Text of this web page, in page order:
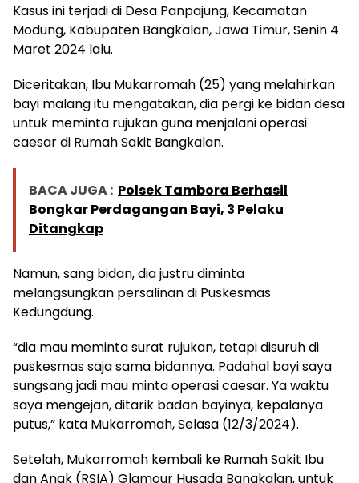
Kasus ini terjadi di Desa Panpajung, Kecamatan
Modung, Kabupaten Bangkalan, Jawa Timur, Senin 4
Maret 2024 lalu.
Diceritakan, Ibu Mukarromah (25) yang melahirkan
bayi malang itu mengatakan, dia pergi ke bidan desa
untuk meminta rujukan guna menjalani operasi
caesar di Rumah Sakit Bangkalan.
BACA JUGA : Polsek Tambora Berhasil
Bongkar Perdagangan Bayi, 3 Pelaku
Ditangkap
Namun, sang bidan, dia justru diminta
melangsungkan persalinan di Puskesmas
Kedungdung.
“dia mau meminta surat rujukan, tetapi disuruh di
puskesmas saja sama bidannya. Padahal bayi saya
sungsang jadi mau minta operasi caesar. Ya waktu
saya mengejan, ditarik badan bayinya, kepalanya
putus,” kata Mukarromah, Selasa (12/3/2024).
Setelah, Mukarromah kembali ke Rumah Sakit Ibu
dan Anak (RSIA) Glamour Husada Bangkalan, untuk